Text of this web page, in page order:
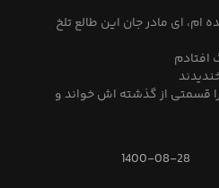
ام، ای مادر جان این طالع تلخ
افتادم
از گذشته اش خواند و
1400-08-28